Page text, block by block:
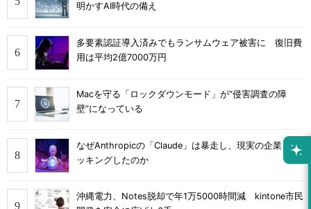
明かすAI時代の備え
多要素認証導入済みでもランサムウェア被害に 復旧費
用は平均2億7000万円
Macを守る「ロックダウンモード」が“侵害調査の障
壁”になっている
なぜAnthropicの「Claude」は暴走し、現実の企業をハ
ッキングしたのか
沖縄電力、Notes脱却で年1万5000時間減 kintone市民